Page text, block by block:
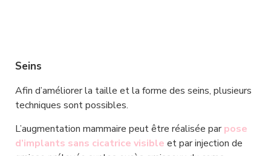
Seins
Afin d’améliorer la taille et la forme des seins, plusieurs
techniques sont possibles.
L’augmentation mammaire peut être réalisée par pose
d’implants sans cicatrice visible et par injection de